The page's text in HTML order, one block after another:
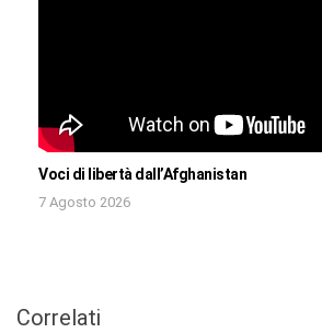
Voci di libertà dall’Afghanistan
7 Agosto 2026
Correlati